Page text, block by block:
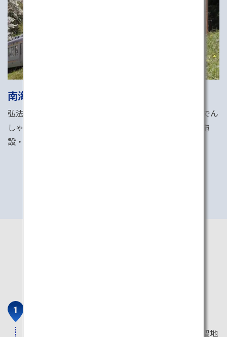
南海電気鉄道
弘法大師空海が開山した世界遺産高野山、「めでたいでん
しゃ」で行く加太など、「おトクなきっぷ」を使えば施
設・店舗等の割引も受けられてとってもおトクです。
奥之院は、空海が入定する高野山で最も重要な聖地